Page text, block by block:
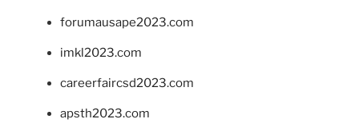
forumausape2023.com
imkl2023.com
careerfaircsd2023.com
apsth2023.com